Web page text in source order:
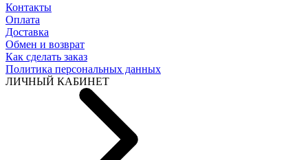
Контакты
Оплата
Доставка
Обмен и возврат
Как сделать заказ
Политика персональных данных
ЛИЧНЫЙ КАБИНЕТ